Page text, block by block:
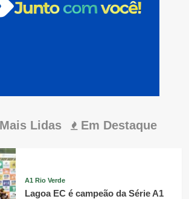
Lidas Em Destaque
A1 Rio Verde
Lagoa EC é campeão da Série A1